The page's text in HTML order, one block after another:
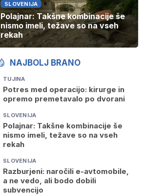
SLOVENIJA
Polajnar: Takšne kombinacije še
nismo imeli, težave so na vseh
rekah
NAJBOLJ BRANO
TUJINA
Potres med operacijo: kirurge in
opremo premetavalo po dvorani
SLOVENIJA
Polajnar: Takšne kombinacije še
nismo imeli, težave so na vseh
rekah
SLOVENIJA
Razburjeni: naročili e-avtomobile,
a ne vedo, ali bodo dobili
subvencijo